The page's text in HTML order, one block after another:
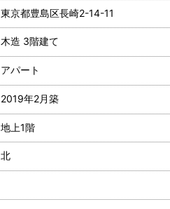
東京都豊島区長崎2-14-11
木造 3階建て
アパート
2019年2月築
地上1階
北